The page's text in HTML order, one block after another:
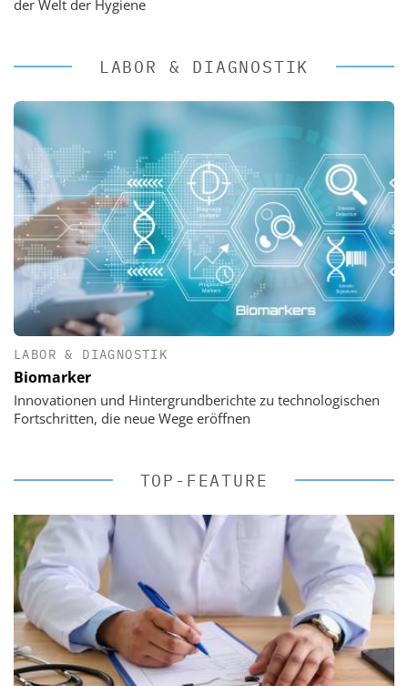
der Welt der Hygiene
LABOR & DIAGNOSTIK
LABOR & DIAGNOSTIK
Biomarker
Innovationen und Hintergrundberichte zu technologischen
Fortschritten, die neue Wege eröffnen
TOP-FEATURE